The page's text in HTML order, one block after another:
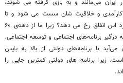
می‌مانند و به بازی گرفته می شوند،
و خلاقیت شان سست می شود و تا
حدودی هم از بین می رود. چرا دارد این اتفاق رخ می دهد؟ زیرا ما از دهه‌ی ۶۰
برنامه‌های اجتماعی و توسعه اجتماعی.
با برنامه‌های دولتی از بالا به پایین
زیرا برنامه های دولتی کمترین جایی را